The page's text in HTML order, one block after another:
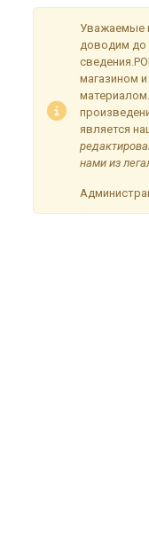
Уважаемые
доводим до
магазином
является
нами из